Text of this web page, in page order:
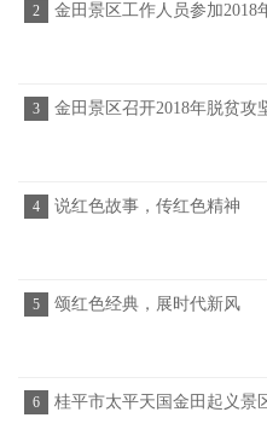
2 金田景区工作人员参加2018
3 金田景区召开2018年脱贫攻
4 说红色故事，传红色精神
5 颂红色经典，展时代新风
6 桂平市太平天国金田起义景